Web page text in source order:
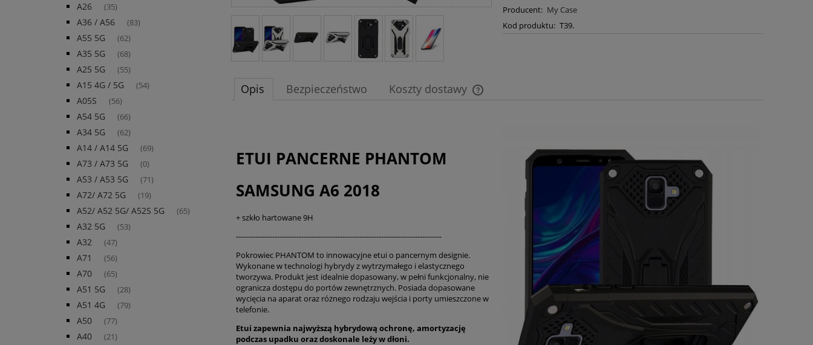
A26 (35)
A36 / A56 (83)
A55 5G (62)
A35 5G (68)
A25 5G (55)
A15 4G / 5G (54)
A05S (56)
A54 5G (66)
A34 5G (62)
A14 / A14 5G (69)
A73 / A73 5G (0)
A53 / A53 5G (71)
A72/ A72 5G (19)
A52/ A52 5G/ A52S 5G (65)
A32 5G (53)
A32 (47)
A71 (56)
A70 (65)
A51 5G (28)
A51 4G (79)
A50 (77)
A40 (21)
Producent: My Case
Kod produktu: T39.
Opis Bezpieczeństwo Koszty dostawy
ETUI PANCERNE PHANTOM
SAMSUNG A6 2018
+ szkło hartowane 9H
-------------------------------------------------------------------------------------
Pokrowiec PHANTOM to innowacyjne etui o pancernym designie.
Wykonane w technologi hybrydy z wytrzymałego i elastycznego
tworzywa. Produkt jest idealnie dopasowany, w pełni funkcjonalny, nie
ogranicza dostępu do portów zewnętrznych. Posiada dopasowane
wycięcia na aparat oraz różnego rodzaju wejścia i porty umieszczone w
telefonie.
Etui zapewnia najwyższą hybrydową ochronę, amortyzację
podczas upadku orazdoskonale leży w dłoni.